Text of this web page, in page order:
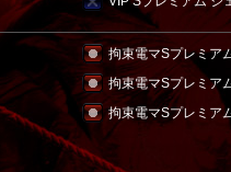
拘束電マSプレミア
拘束電マSプレミア
拘束電マSプレミア